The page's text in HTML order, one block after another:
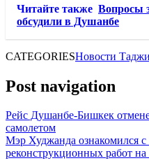
Читайте также Вопросы
обсудили в Душанбе
CATEGORIESНовости
Post navigation
Рейс Душанбе-Бишкек
самолетом
Мэр Худжанда ознакомился
реконструкционных работ